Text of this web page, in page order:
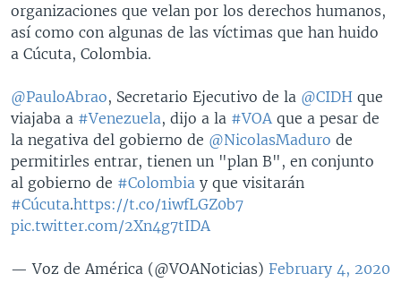
organizaciones que velan por los derechos humanos,
así como con algunas de las víctimas que han huido
a Cúcuta, Colombia.
@PauloAbrao, Secretario Ejecutivo de la @CIDH que
viajaba a #Venezuela, dijo a la #VOA que a pesar de
la negativa del gobierno de @NicolasMaduro de
permitirles entrar, tienen un "plan B", en conjunto
al gobierno de #Colombia y que visitarán
#Cúcuta.https://t.co/1iwfLGZ0b7
pic.twitter.com/2Xn4g7tIDA
— Voz de América (@VOANoticias) February 4, 2020